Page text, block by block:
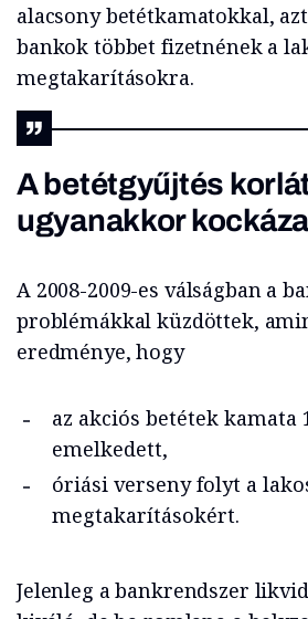
alacsony betétkamatokkal,
bankok többet fizetnének a
megtakarításokra.
A betétgyűjtés
ugyanakkor
A 2008-2009-es válságban a
problémákkal küzdöttek,
eredménye, hogy
az akciós betétek kamata
emelkedett,
óriási verseny folyt a
megtakarításokért.
Jelenleg a bankrendszer